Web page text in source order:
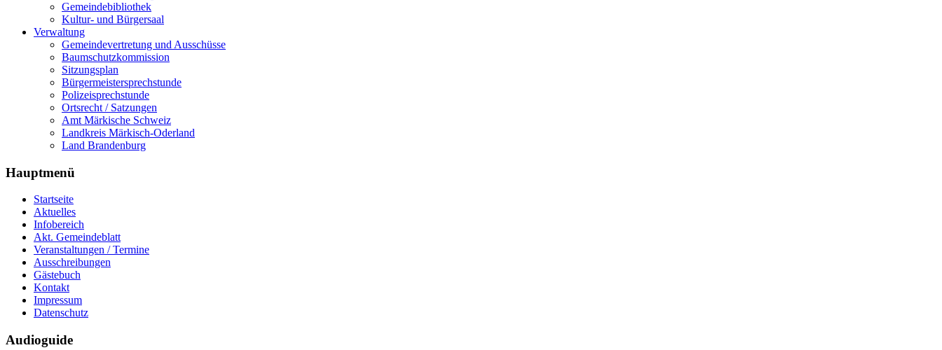
Gemeindebibliothek
Kultur- und Bürgersaal
Verwaltung
Gemeindevertretung und Ausschüsse
Baumschutzkommission
Sitzungsplan
Bürgermeistersprechstunde
Polizeisprechstunde
Ortsrecht / Satzungen
Amt Märkische Schweiz
Landkreis Märkisch-Oderland
Land Brandenburg
Hauptmenü
Startseite
Aktuelles
Infobereich
Akt. Gemeindeblatt
Veranstaltungen / Termine
Ausschreibungen
Gästebuch
Kontakt
Impressum
Datenschutz
Audioguide